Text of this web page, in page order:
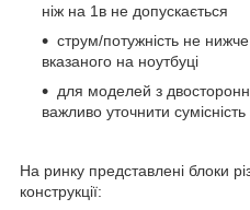
ніж на 1в не допускається
струм/потужність не нижче
вказаного на ноутбуці
для моделей з
важливо уточнити
На ринку представлені блоки
конструкції: